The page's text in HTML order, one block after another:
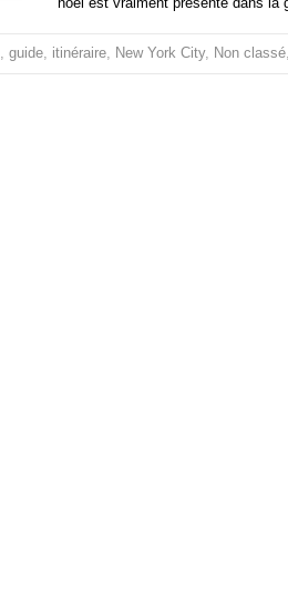
, guide, itinéraire, New York City, Non classé,